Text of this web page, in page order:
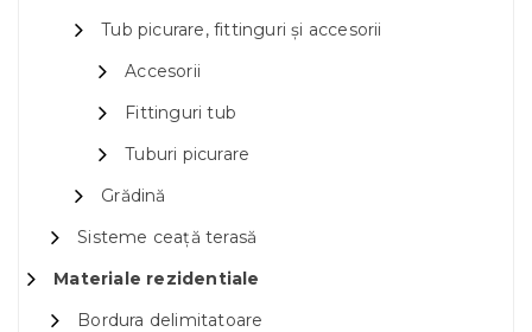
Tub picurare, fittinguri și accesorii
Accesorii
Fittinguri tub
Tuburi picurare
Grădină
Sisteme ceață terasă
Materiale rezidentiale
Bordura delimitatoare